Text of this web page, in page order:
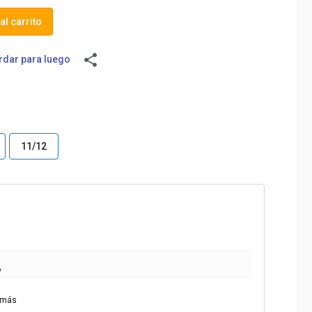
carrito
para luego share
11/12